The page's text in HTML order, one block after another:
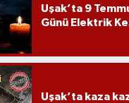
Uşak’ta 9
Günü Elektrik
Uşak’ta kaza